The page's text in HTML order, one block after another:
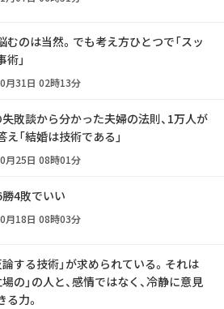
むのは当然。でも考え方ひとつで「スッ
」
月31日 02時13分
敗談から分かった夫婦の法則、1万人が
え「結婚は技術である」
月25日 08時01分
4敗でいい
月18日 08時03分
論する技術」が求められている。それは
場の」の人と、感情ではなく、冷静に意見
力。